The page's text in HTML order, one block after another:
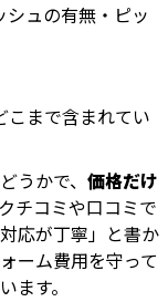
ュの有無・ピッ
こまで含まれてい
うかで、 価格だけ
クチコミや口コミで
応が丁寧」と書か
ーム費用を守って
ます。